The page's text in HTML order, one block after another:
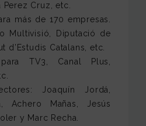
Perez Cruz, etc.
más de 170 empresas.
Multivisió, Diputació de
d’Estudis Catalans, etc.
para TV3, Canal Plus,
Joaquín Jordá,
Achero Mañas, Jesús
y Marc Recha.